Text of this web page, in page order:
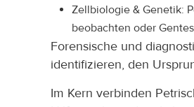
Zellbiologie & Genetik:
beobachten oder
Forensische und
identifizieren, den
Im Kern verbinden